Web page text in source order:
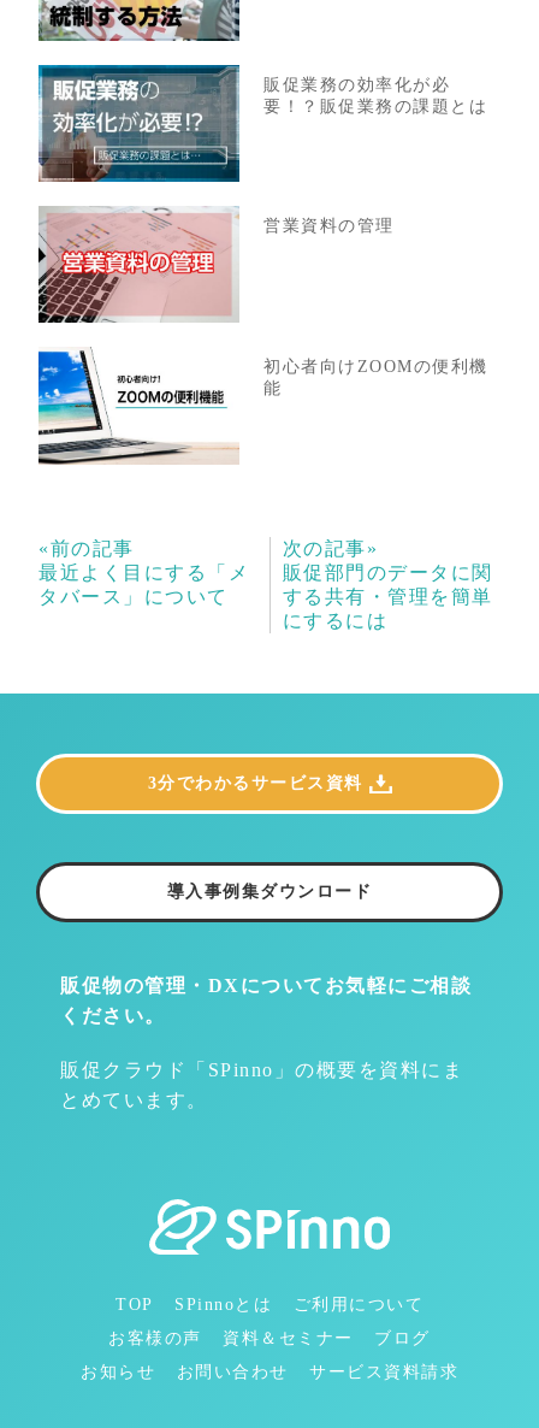
販促業務の効率化が必
要！？販促業務の課題とは
営業資料の管理
初心者向けZOOMの便利機
能
«前の記事
最近よく目にする「メ
タバース」について
次の記事»
販促部門のデータに関
する共有・管理を簡単
にするには
販促物の管理・DXについて お気軽にご相談
ください。
販促クラウド「SPinno」の概要を資料にま
とめています。
3分でわかるサービス資料
導入事例集ダウンロード
TOP SPinnoとは
ご利用について
お客様の声
資料＆セミナー
ブログ
お知らせ
お問い合わせ サービス資料請求